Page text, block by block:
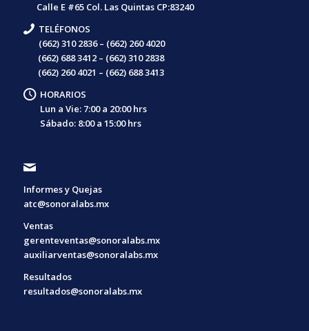
Calle E #65 Col. Las Quintas CP:83240
TELÉFONOS
(662) 310 2836 – (662) 260 4020
(662) 688 3412 – (662) 310 2838
(662) 260 4021 – (662) 688 3413
HORARIOS
Lun a Vie: 7:00 a 20:00 hrs
Sábado: 8:00 a 15:00 hrs
.
Informes y Quejas
atc@sonoralabs.mx
Ventas
gerenteventas@sonoralabs.mx
auxiliarventas@sonoralabs.mx
Resultados
resultados@sonoralabs.mx